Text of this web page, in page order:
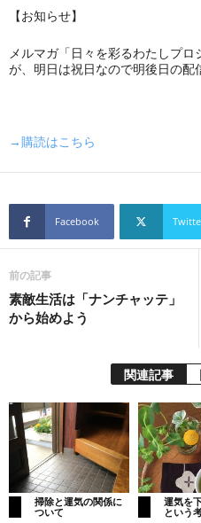
【お知らせ】
メルマガ「日々を彩るわたしプ
が、明日は祝日なので明後日の配
→購読はこちら
Facebook
前の記事
素敵生活は「ナンチャッテ」
から始めよう
関連記事
掃除と運気の関係に
ついて
運気を
という